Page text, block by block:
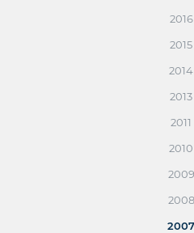
2016
2015
2014
2013
2011
2010
2009
2008
2007